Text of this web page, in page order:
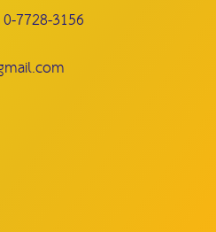
7728-3156